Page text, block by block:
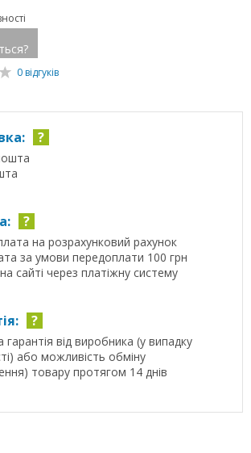
0 відгуків
?
?
на розрахунковий рахунок
за умови передоплати 100 грн
сайті через платіжну систему
?
гарантія від виробника (у випадку
або можливість обміну
товару протягом 14 днів